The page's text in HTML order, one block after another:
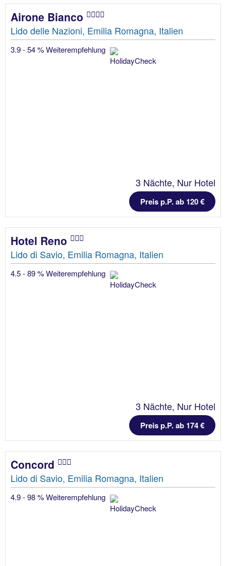
Airone Bianco
Lido delle Nazioni, Emilia Romagna, Italien
3.9 - 54 % Weiterempfehlung
3 Nächte, Nur Hotel
Preis p.P. ab 120 €
Hotel Reno
Lido di Savio, Emilia Romagna, Italien
4.5 - 89 % Weiterempfehlung
3 Nächte, Nur Hotel
Preis p.P. ab 174 €
Concord
Lido di Savio, Emilia Romagna, Italien
4.9 - 98 % Weiterempfehlung